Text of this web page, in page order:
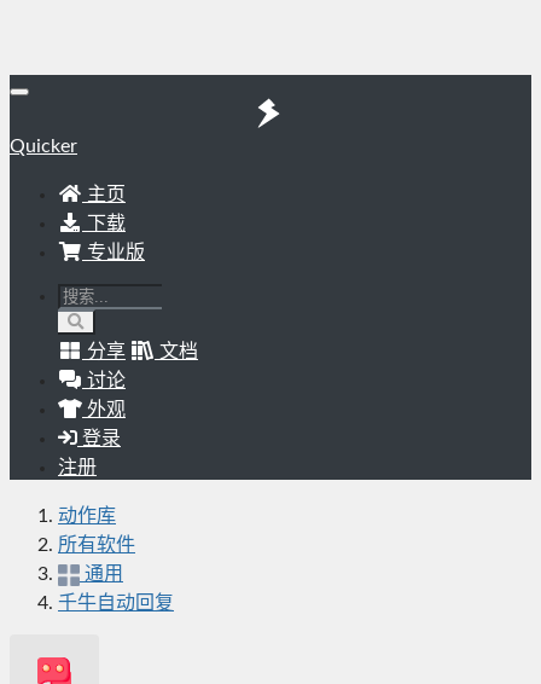
Quicker
主页
下载
专业版
分享
文档
讨论
外观
登录
注册
动作库
所有软件
通用
千牛自动回复